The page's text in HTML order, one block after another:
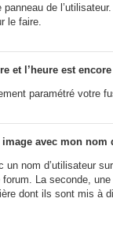
de
le faire.
et l’heure est
paramétré votre
avec mon nom
un nom d’utilisateur
La seconde, une
dont ils sont mis à